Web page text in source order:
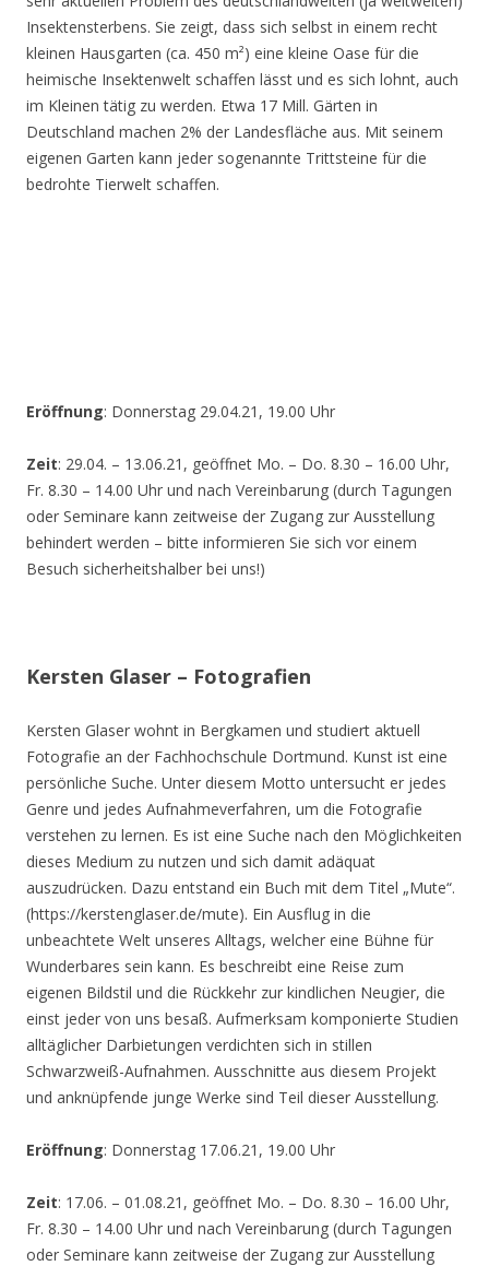
Insektensterbens. Sie zeigt, dass sich selbst in einem recht
kleinen Hausgarten (ca. 450 m²) eine kleine Oase für die
heimische Insektenwelt schaffen lässt und es sich lohnt, auch
im Kleinen tätig zu werden. Etwa 17 Mill. Gärten in
Deutschland machen 2% der Landesfläche aus. Mit seinem
eigenen Garten kann jeder sogenannte Trittsteine für die
bedrohte Tierwelt schaffen.
Eröffnung: Donnerstag 29.04.21, 19.00 Uhr
Zeit: 29.04. – 13.06.21, geöffnet Mo. – Do. 8.30 – 16.00 Uhr,
Fr. 8.30 – 14.00 Uhr und nach Vereinbarung (durch Tagungen
oder Seminare kann zeitweise der Zugang zur Ausstellung
behindert werden – bitte informieren Sie sich vor einem
Besuch sicherheitshalber bei uns!)
Kersten Glaser – Fotografien
Kersten Glaser wohnt in Bergkamen und studiert aktuell
Fotografie an der Fachhochschule Dortmund. Kunst ist eine
persönliche Suche. Unter diesem Motto untersucht er jedes
Genre und jedes Aufnahmeverfahren, um die Fotografie
verstehen zu lernen. Es ist eine Suche nach den Möglichkeiten
dieses Medium zu nutzen und sich damit adäquat
auszudrücken. Dazu entstand ein Buch mit dem Titel „Mute“.
(https://kerstenglaser.de/mute). Ein Ausflug in die
unbeachtete Welt unseres Alltags, welcher eine Bühne für
Wunderbares sein kann. Es beschreibt eine Reise zum
eigenen Bildstil und die Rückkehr zur kindlichen Neugier, die
einst jeder von uns besaß. Aufmerksam komponierte Studien
alltäglicher Darbietungen verdichten sich in stillen
Schwarzweiß-Aufnahmen. Ausschnitte aus diesem Projekt
und anknüpfende junge Werke sind Teil dieser Ausstellung.
Eröffnung: Donnerstag 17.06.21, 19.00 Uhr
Zeit: 17.06. – 01.08.21, geöffnet Mo. – Do. 8.30 – 16.00 Uhr,
Fr. 8.30 – 14.00 Uhr und nach Vereinbarung (durch Tagungen
oder Seminare kann zeitweise der Zugang zur Ausstellung